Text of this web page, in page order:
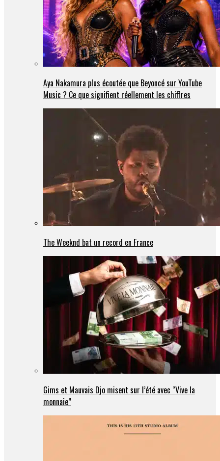
Aya Nakamura plus écoutée que Beyoncé sur YouTube
Music ? Ce que signifient réellement les chiffres
The Weeknd bat un record en France
Gims et Mauvais Djo misent sur l’été avec “Vive la
monnaie”